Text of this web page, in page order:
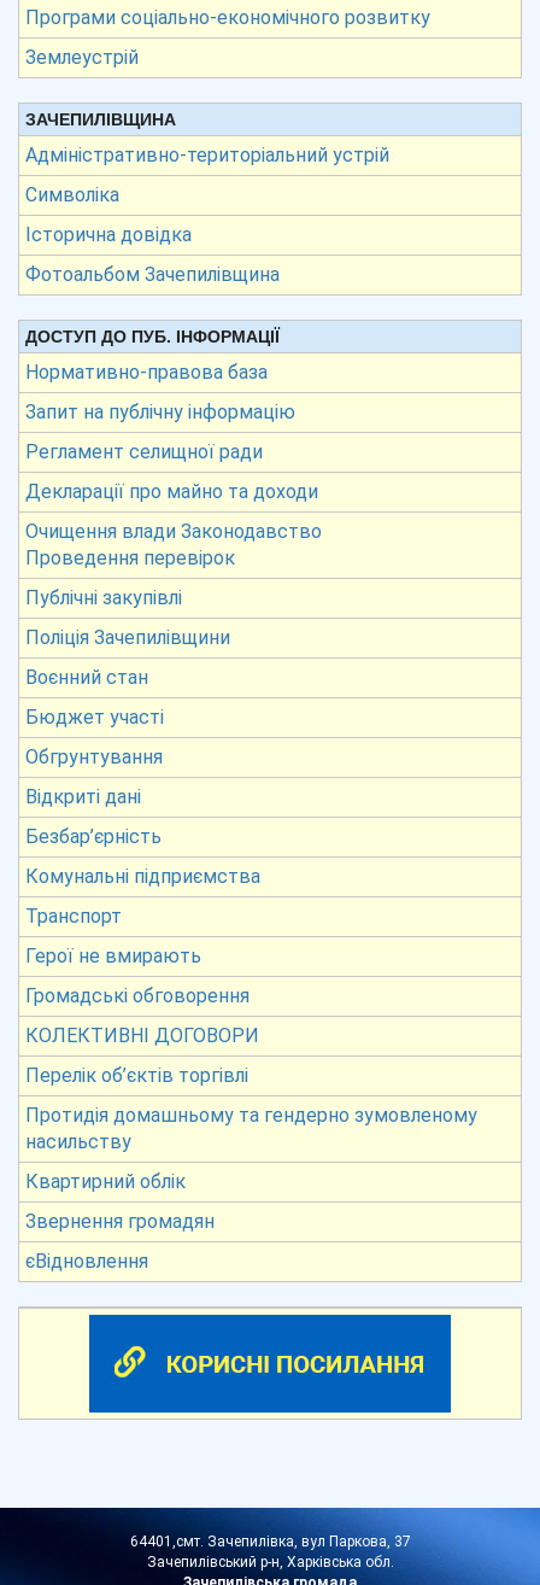
Програми соціально-економічного розвитку
Землеустрій
ЗАЧЕПИЛІВЩИНА
Адміністративно-територіальний устрій
Символіка
Історична довідка
Фотоальбом Зачепилівщина
ДОСТУП ДО ПУБ. ІНФОРМАЦІЇ
Нормативно-правова база
Запит на публічну інформацію
Регламент селищної ради
Декларації про майно та доходи
Очищення влади Законодавство
Проведення перевірок
Публічні закупівлі
Поліція Зачепилівщини
Воєнний стан
Бюджет участі
Обгрунтування
Відкриті дані
Безбар’єрність
Комунальні підприємства
Транспорт
Герої не вмирають
Громадські обговорення
КОЛЕКТИВНІ ДОГОВОРИ
Перелік об’єктів торгівлі
Протидія домашньому та гендерно зумовленому
насильству
Квартирний облік
Звернення громадян
єВідновлення
64401,смт. Зачепилівка, вул Паркова, 37
Зачепилівський р-н, Харківська обл.